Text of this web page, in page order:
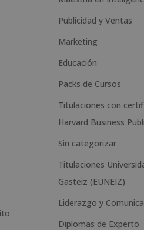
n
a
t
e
:
Publicidad y Ventas
Marketing
Educación
Packs de Cursos
Titulaciones con
Harvard Business
Sin categorizar
Titulaciones
Gasteiz (EUNEIZ)
Liderazgo y
Diplomas de Experto